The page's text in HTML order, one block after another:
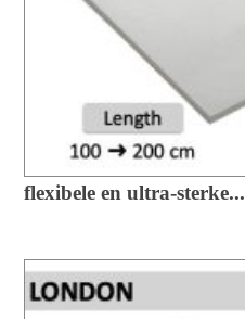
flexibele en ultra-sterke...